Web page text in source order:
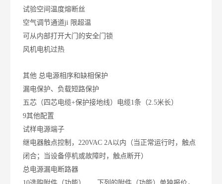
试验空间温度熔断丝
空气调节通道ji 限超温
可从内部打开大门的安全门锁
风机电机过热
其他 总电源相序和缺相保护
漏电保护、负载短路保护
五芯（四芯电缆+保护接地线）电缆1条（2.5米长）
9其他配置
试样电源端子
继电器触点控制，220VAC 2A以内（当正常运行时，触点
闭合；当设备停机或故障时，触点断开）
总电源漏电断路器